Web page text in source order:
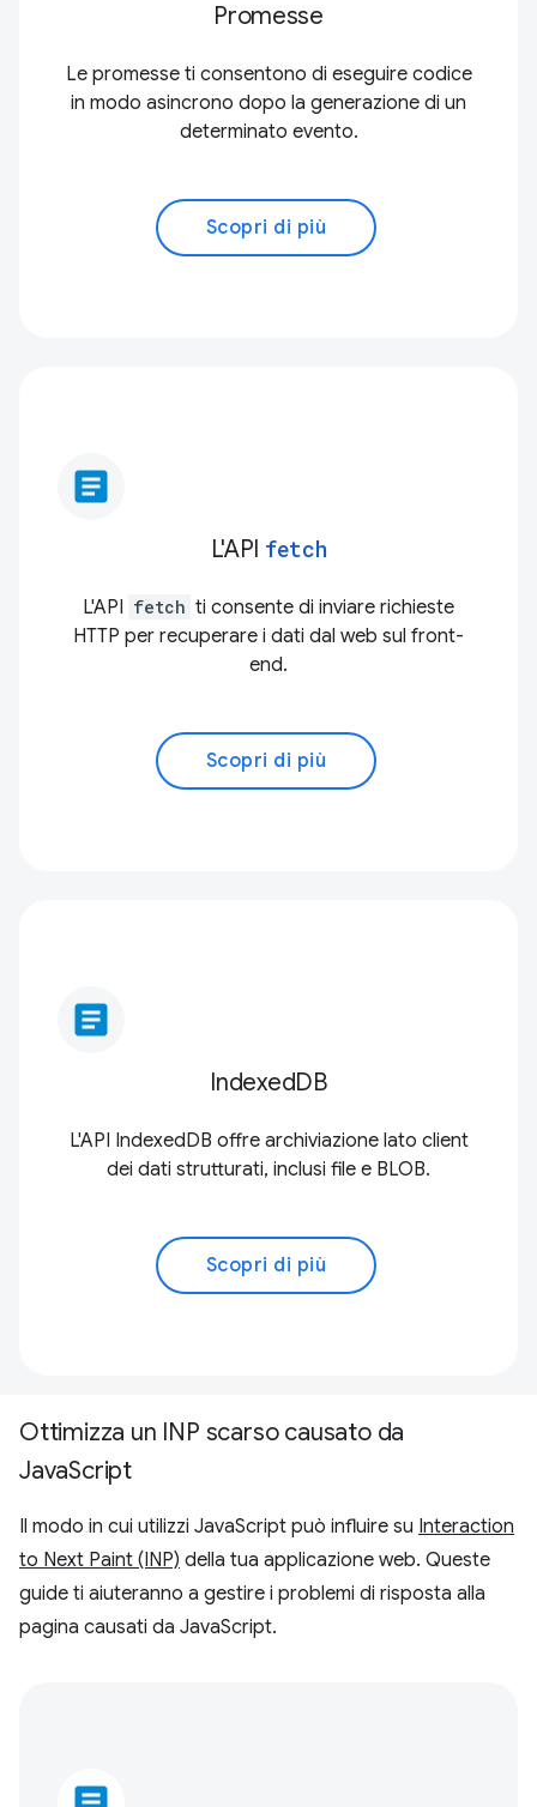
Promesse
Le promesse ti consentono di eseguire codice
in modo asincrono dopo la generazione di un
determinato evento.
Scopri di più
article
L'API fetch
L'API fetch ti consente di inviare richieste
HTTP per recuperare i dati dal web sul front-
end.
Scopri di più
article
IndexedDB
L'API IndexedDB offre archiviazione lato client
dei dati strutturati, inclusi file e BLOB.
Scopri di più
Ottimizza un INP scarso causato da
JavaScript
Il modo in cui utilizzi JavaScript può influire su Interaction
to Next Paint (INP) della tua applicazione web. Queste
guide ti aiuteranno a gestire i problemi di risposta alla
pagina causati da JavaScript.